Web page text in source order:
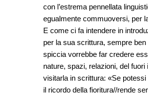
con l’estrema pennellata
egualmente commuoversi, per
E come ci fa intendere in
per la sua scrittura, sempre
spiccia vorrebbe far credere
nature, spazi, relazioni, del
visitarla in scrittura: «Se
il ricordo della fioritura//rende